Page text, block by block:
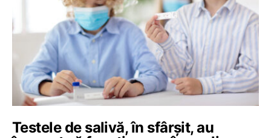
Testele de salivă, în sfârșit, au